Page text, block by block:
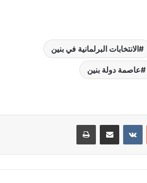
الانتخابات البرلمانية في بنين
عاصمة دولة بنين